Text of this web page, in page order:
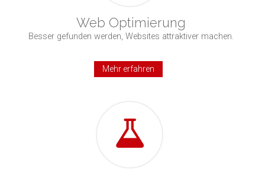
Web Optimierung
Besser gefunden werden, Websites attraktiver machen.
Mehr erfahren